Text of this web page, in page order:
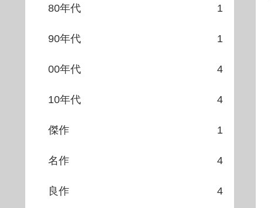
80年代 1
90年代 1
00年代 4
10年代 4
傑作 1
名作 4
良作 4